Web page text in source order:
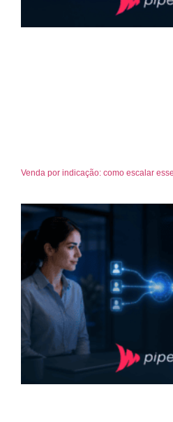
Venda por indicação: como escalar